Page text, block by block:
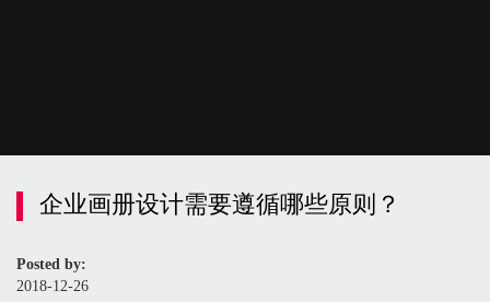
企业画册设计需要遵循哪些原则？
Posted by:
2018-12-26